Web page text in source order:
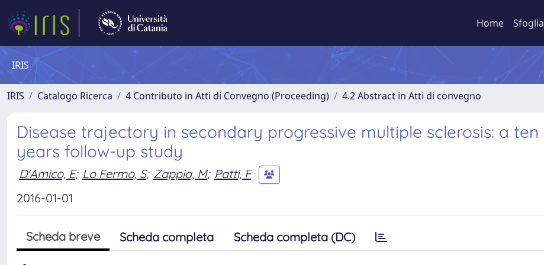
Home Sfoglia
IRIS
IRIS Catalogo Ricerca 4 Contributo in Atti di Convegno (Proceeding) 4.2 Abstract in Atti di convegno
Disease trajectory in secondary progressive multiple sclerosis: a ten
years follow-up study
D'Amico, E; Lo Fermo, S; Zappia, M; Patti, F
2016-01-01
Scheda breve Scheda completa Scheda completa (DC)